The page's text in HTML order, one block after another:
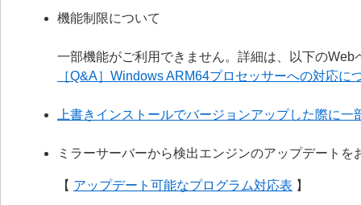
機能制限について
一部機能がご利用できません。詳細は、以下の
［Q&A］Windows ARM64プロセッサーへの対応に
上書きインストールでバージョンアップした際に
ミラーサーバーから検出エンジンのアップデート
【 アップデート可能なプログラム対応表 】